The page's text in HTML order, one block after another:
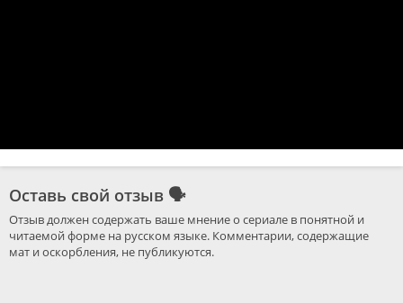
Оставь свой отзыв 🗣
Отзыв должен содержать ваше мнение о сериале в понятной и
читаемой форме на русском языке. Комментарии, содержащие